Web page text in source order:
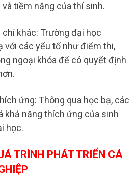
tiềm năng của thí sinh.
khác: Trường đại học
với các yếu tố như điểm thi,
ngoại khóa để có quyết định
ứng: Thông qua học bạ, các
khả năng thích ứng của sinh
học.
TRÌNH PHÁT TRIỂN CÁ